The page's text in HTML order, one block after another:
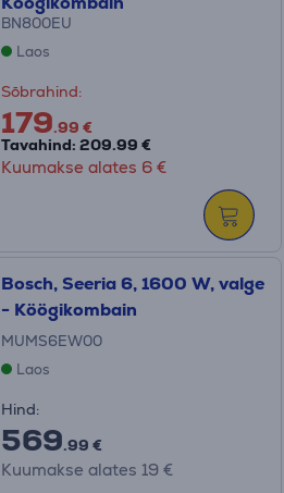
BN800EU
Laos
Sõbrahind:
179.99 €
Tavahind: 209.99 €
Kuumakse alates 6 €
Bosch, Seeria 6, 1600 W, valge
- Köögikombain
MUMS6EW00
Laos
Hind:
569.99 €
Kuumakse alates 19 €